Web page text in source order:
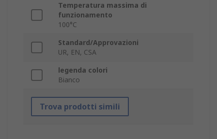
Temperatura massima di
funzionamento
100°C
Standard/Approvazioni
UR, EN, CSA
legenda colori
Bianco
Trova prodotti simili